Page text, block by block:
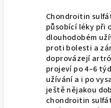
Chondroitin
působící léky při
dlouhodobém
proti bolesti a
doprovázejí
projeví po 4–6
užívání a i po
ještě nějakou
chondroitin